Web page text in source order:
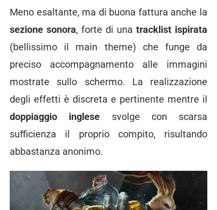
Meno esaltante, ma di buona fattura anche la
sezione sonora, forte di una tracklist ispirata
(bellissimo il main theme) che funge da
preciso accompagnamento alle immagini
mostrate sullo schermo. La realizzazione
degli effetti è discreta e pertinente mentre il
doppiaggio inglese svolge con scarsa
sufficienza il proprio compito, risultando
abbastanza anonimo.